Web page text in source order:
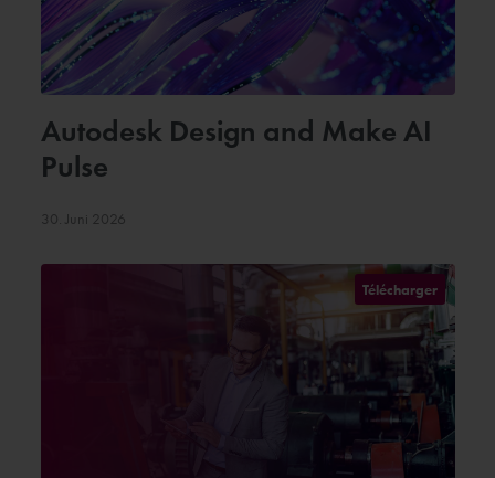
Autodesk Design and Make AI
Pulse
30. Juni 2026
Télécharger